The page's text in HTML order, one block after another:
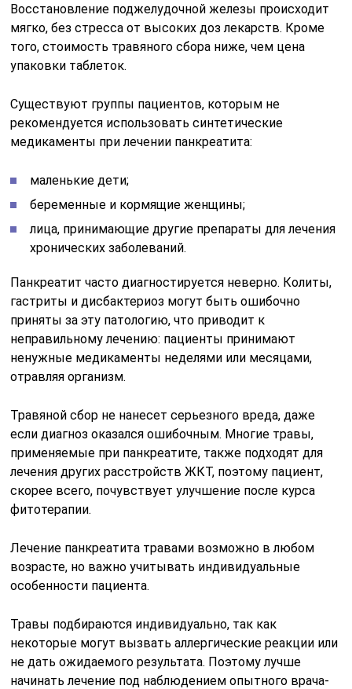
Восстановление поджелудочной железы происходит
мягко, без стресса от высоких доз лекарств. Кроме
того, стоимость травяного сбора ниже, чем цена
упаковки таблеток.
Существуют группы пациентов, которым не
рекомендуется использовать синтетические
медикаменты при лечении панкреатита:
маленькие дети;
беременные и кормящие женщины;
лица, принимающие другие препараты для лечения
хронических заболеваний.
Панкреатит часто диагностируется неверно. Колиты,
гастриты и дисбактериоз могут быть ошибочно
приняты за эту патологию, что приводит к
неправильному лечению: пациенты принимают
ненужные медикаменты неделями или месяцами,
отравляя организм.
Травяной сбор не нанесет серьезного вреда, даже
если диагноз оказался ошибочным. Многие травы,
применяемые при панкреатите, также подходят для
лечения других расстройств ЖКТ, поэтому пациент,
скорее всего, почувствует улучшение после курса
фитотерапии.
Лечение панкреатита травами возможно в любом
возрасте, но важно учитывать индивидуальные
особенности пациента.
Травы подбираются индивидуально, так как
некоторые могут вызвать аллергические реакции или
не дать ожидаемого результата. Поэтому лучше
начинать лечение под наблюдением опытного врача-